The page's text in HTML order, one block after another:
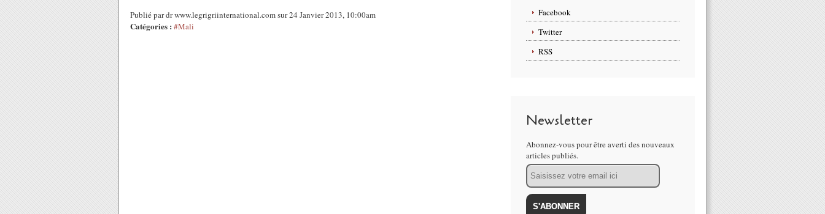
Publié par dr www.legrigriinternational.com sur 24 Janvier 2013, 10:00am
Catégories : #Mali
Facebook
Twitter
RSS
Newsletter
Abonnez-vous pour être averti des nouveaux
articles publiés.
Email